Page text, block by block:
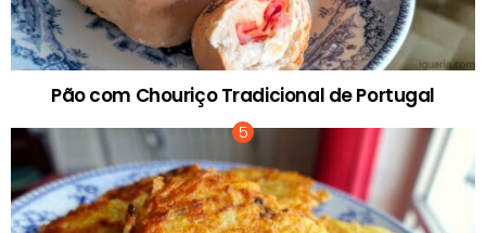
Pão com Chouriço Tradicional de Portugal